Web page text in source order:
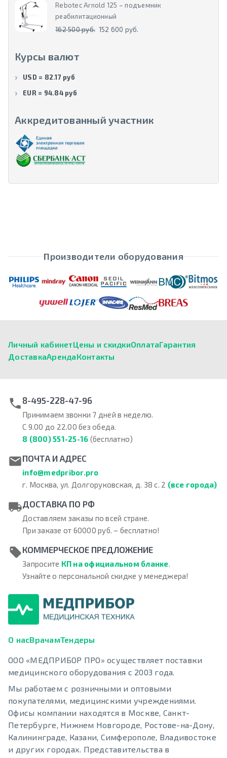
Rebotec Arnold 125 – подъемник
реабилитационный
162 500 руб. 152 600 руб.
Курсы валют
USD = 82.17 руб
EUR = 94.84 руб
Аккредитованный участник
Производители оборудования
Личный кабинетЦены и скидкиОплатаГарантия
ДоставкаАрендаКонтакты
8-495-228-47-96
Принимаем звонки 7 дней в неделю.
С 9.00 до 22.00 без обеда.
8 (800) 551-25-16 (бесплатно)
ПОЧТА И АДРЕС
info@medpribor.pro
г. Москва, ул. Долгоруковская, д. 38 с. 2 (все города)
ДОСТАВКА ПО РФ
Доставляем заказы по всей стране.
При заказе от 60000 руб. – бесплатно!
КОММЕРЧЕСКОЕ ПРЕДЛОЖЕНИЕ
Запросите КП на официальном бланке.
Узнайте о персональной скидке у менеджера!
О насВрачамТендеры
ООО «МЕДПРИБОР ПРО» осуществляет поставки
медицинского оборудования с 2003 года.
Мы работаем с розничными и оптовыми
покупателями, медицинскими учреждениями.
Офисы компании находятся в Москве, Санкт-
Петербурге, Нижнем Новгороде, Ростове-на-Дону,
Калининграде, Казани, Симферополе, Владивостоке
и других городах. Представительства в